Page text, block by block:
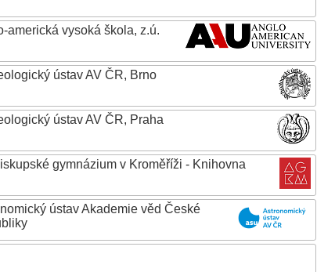
americká vysoká škola, z.ú.
ústav AV ČR, Brno
ústav AV ČR, Praha
gymnázium v Kroměříži - Knihovna
ústav Akademie věd České